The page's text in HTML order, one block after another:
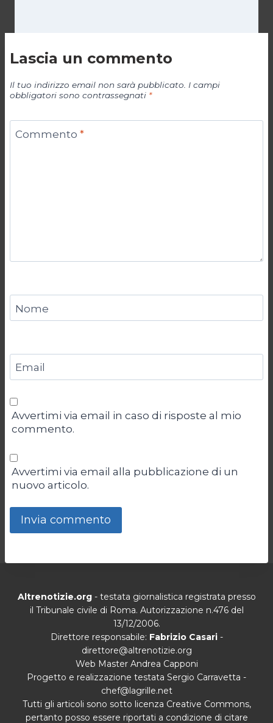
Lascia un commento
Il tuo indirizzo email non sarà pubblicato. I campi
obbligatori sono contrassegnati *
Commento *
Nome
Email
Avvertimi via email in caso di risposte al mio
commento.
Avvertimi via email alla pubblicazione di un
nuovo articolo.
Altrenotizie.org- testata giornalistica registrata presso
il Tribunale civile di Roma. Autorizzazione n.476 del
13/12/2006.
Direttore responsabile: Fabrizio Casari-
direttore@altrenotizie.org
Web Master Andrea Capponi
Progetto e realizzazione testata Sergio Carravetta -
chef@lagrille.net
Tutti gli articoli sono sotto licenza Creative Commons,
pertanto posso essere riportati a condizione di citare